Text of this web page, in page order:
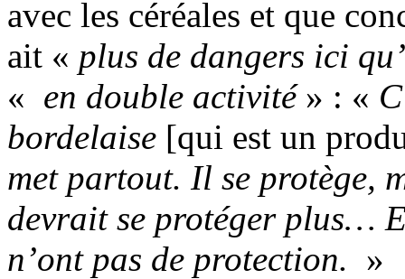
avec les céréales et que
ait « plus de dangers ici
« en double activité» : «
bordelaise [qui est un
met partout. Il se protège,
devrait se protéger plus…
n’ont pas de protection. »